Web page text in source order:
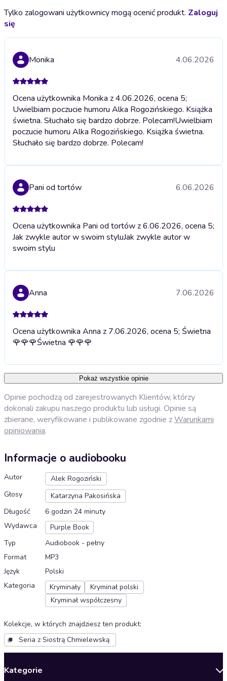
Tylko zalogowani użytkownicy mogą ocenić produkt. Zaloguj
się
Monika 4.06.2026
Ocena użytkownika Monika z 4.06.2026, ocena 5;
Uwielbiam poczucie humoru Alka Rogozińskiego. Książka
świetna. Słuchało się bardzo dobrze. Polecam!Uwielbiam
poczucie humoru Alka Rogozińskiego. Książka świetna.
Słuchało się bardzo dobrze. Polecam!
Pani od tortów 6.06.2026
Ocena użytkownika Pani od tortów z 6.06.2026, ocena 5;
Jak zwykle autor w swoim styluJak zwykle autor w
swoim stylu
Anna 7.06.2026
Ocena użytkownika Anna z 7.06.2026, ocena 5; Świetna
🌹🌹🌹Świetna 🌹🌹🌹
Pokaż wszystkie opinie
Opinie pochodzą od zarejestrowanych Klientów, którzy
dokonali zakupu naszego produktu lub usługi. Opinie są
zbierane, weryfikowane i publikowane zgodnie zWarunkami
opiniowania.
Informacje o audiobooku
Autor
Alek Rogoziński
Głosy
Katarzyna Pakosińska
Długość
6 godzin 24 minuty
Wydawca
Purple Book
Typ
Audiobook - pełny
Format
MP3
Język
Polski
Kategoria
Kryminały
Kryminał polski
Kryminał współczesny
Kolekcje, w których znajdziesz ten produkt:
Seria z Siostrą Chmielewską
Kategorie